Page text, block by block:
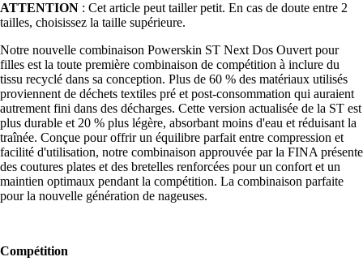
ATTENTION : Cet article peut tailler petit. En cas de doute entre 2
tailles, choisissez la taille supérieure.
Notre nouvelle combinaison Powerskin ST Next Dos Ouvert pour
filles est la toute première combinaison de compétition à inclure du
tissu recyclé dans sa conception. Plus de 60 % des matériaux utilisés
proviennent de déchets textiles pré et post-consommation qui auraient
autrement fini dans des décharges. Cette version actualisée de la ST est
plus durable et 20 % plus légère, absorbant moins d'eau et réduisant la
traînée. Conçue pour offrir un équilibre parfait entre compression et
facilité d'utilisation, notre combinaison approuvée par la FINA présente
des coutures plates et des bretelles renforcées pour un confort et un
maintien optimaux pendant la compétition. La combinaison parfaite
pour la nouvelle génération de nageuses.
Compétition